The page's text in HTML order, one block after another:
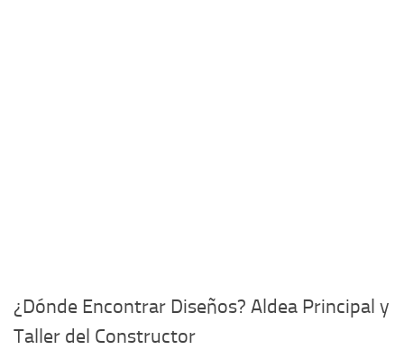
¿Dónde Encontrar Diseños? Aldea Principal y
Taller del Constructor